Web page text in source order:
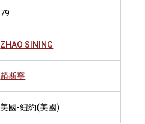
79
ZHAO SINING
趙斯寧
美國-紐約(美國)